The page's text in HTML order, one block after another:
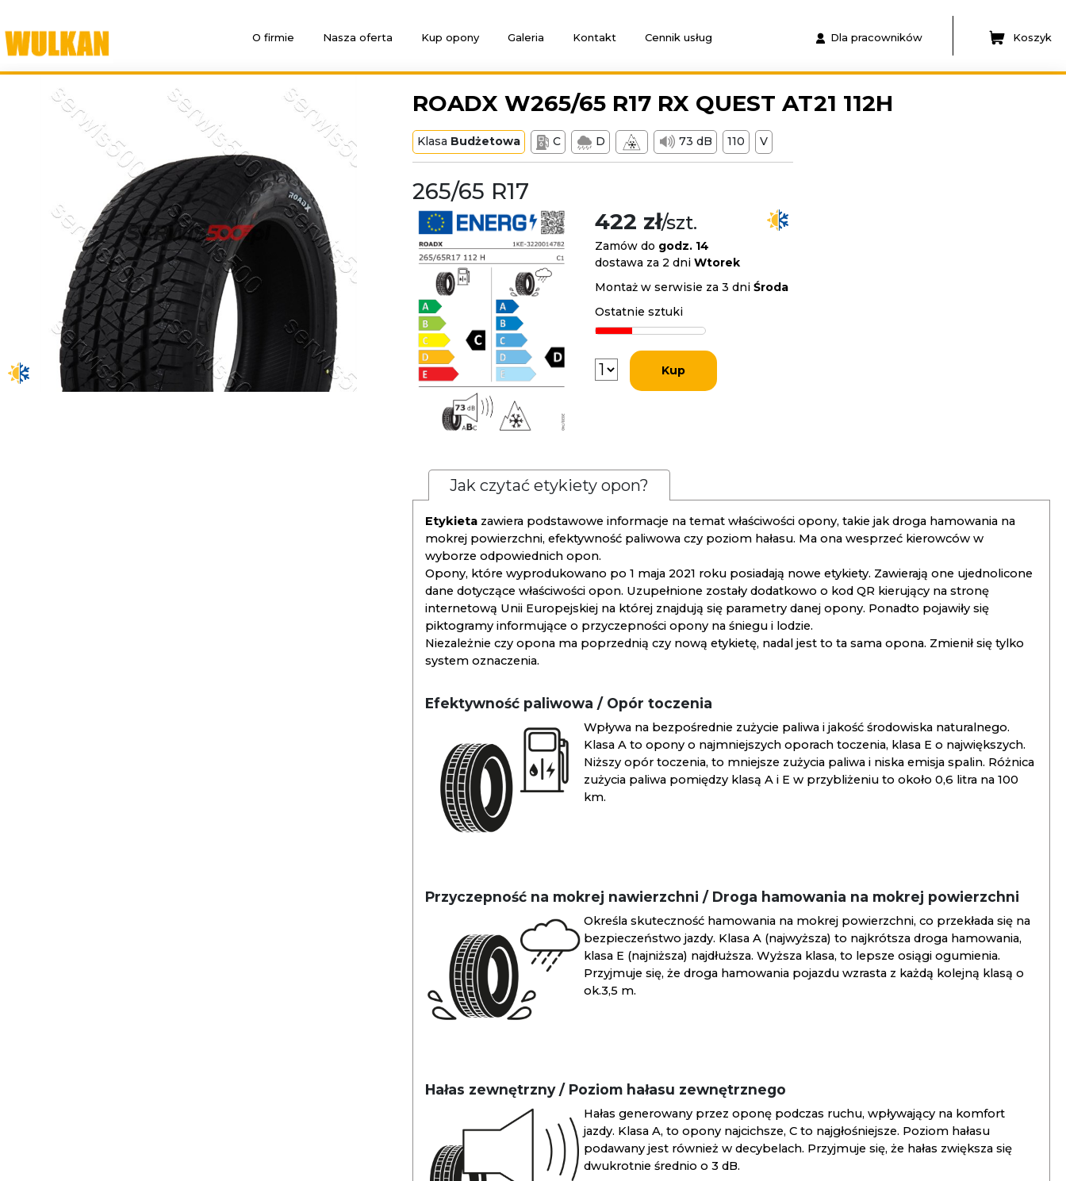
O firmie Nasza oferta Kup opony Galeria Kontakt Cennik usług Dla pracowników Koszyk
ROADX W265/65 R17 RX QUEST AT21 112H
Klasa Budżetowa C D 73 dB 110 V
265/65 R17
422 zł/szt.
Zamów do godz. 14
dostawa za 2 dni Wtorek
Montaż w serwisie za 3 dni Środa
Ostatnie sztuki
Kup
Jak czytać etykiety opon?
Etykieta zawiera podstawowe informacje na temat właściwości opony, takie jak droga hamowania na
mokrej powierzchni, efektywność paliwowa czy poziom hałasu. Ma ona wesprzeć kierowców w
wyborze odpowiednich opon.
Opony, które wyprodukowano po 1 maja 2021 roku posiadają nowe etykiety. Zawierają one ujednolicone
dane dotyczące właściwości opon. Uzupełnione zostały dodatkowo o kod QR kierujący na stronę
internetową Unii Europejskiej na której znajdują się parametry danej opony. Ponadto pojawiły się
piktogramy informujące o przyczepności opony na śniegu i lodzie.
Niezależnie czy opona ma poprzednią czy nową etykietę, nadal jest to ta sama opona. Zmienił się tylko
system oznaczenia.
Efektywność paliwowa / Opór toczenia
Wpływa na bezpośrednie zużycie paliwa i jakość środowiska naturalnego.
Klasa A to opony o najmniejszych oporach toczenia, klasa E o największych.
Niższy opór toczenia, to mniejsze zużycia paliwa i niska emisja spalin. Różnica
zużycia paliwa pomiędzy klasą A i E w przybliżeniu to około 0,6 litra na 100
km.
Przyczepność na mokrej nawierzchni / Droga hamowania na mokrej powierzchni
Określa skuteczność hamowania na mokrej powierzchni, co przekłada się na
bezpieczeństwo jazdy. Klasa A (najwyższa) to najkrótsza droga hamowania,
klasa E (najniższa) najdłuższa. Wyższa klasa, to lepsze osiągi ogumienia.
Przyjmuje się, że droga hamowania pojazdu wzrasta z każdą kolejną klasą o
ok.3,5 m.
Hałas zewnętrzny / Poziom hałasu zewnętrznego
Hałas generowany przez oponę podczas ruchu, wpływający na komfort
jazdy. Klasa A, to opony najcichsze, C to najgłośniejsze. Poziom hałasu
podawany jest również w decybelach. Przyjmuje się, że hałas zwiększa się
dwukrotnie średnio o 3 dB.